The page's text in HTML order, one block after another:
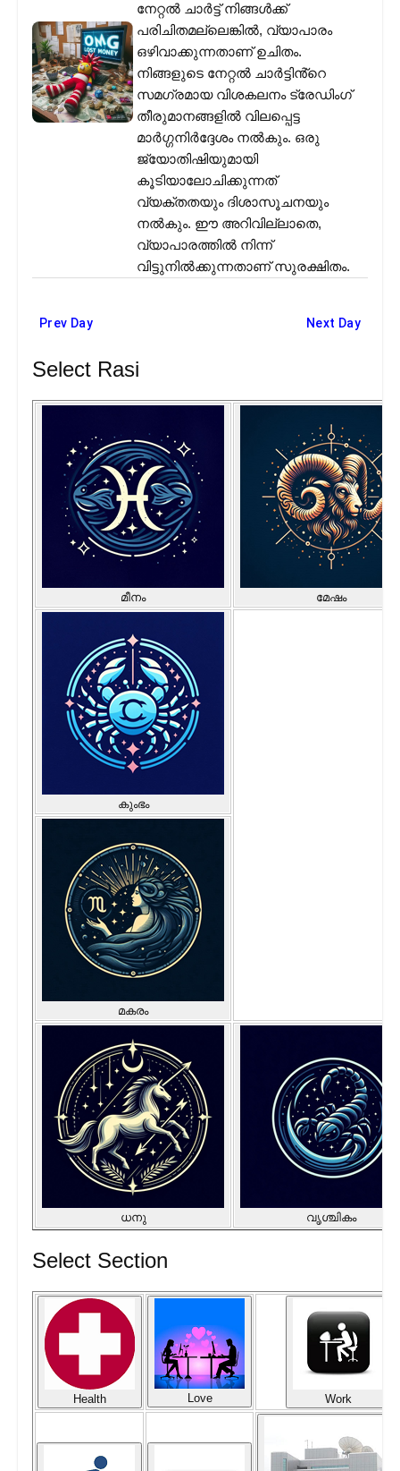
നേറ്റൽ ചാർട്ട് നിങ്ങൾക്ക്
പരിചിതമല്ലെങ്കിൽ, വ്യാപാരം
ഒഴിവാക്കുന്നതാണ് ഉചിതം.
നിങ്ങളുടെ നേറ്റൽ ചാർട്ടിൻ്റെ
സമഗ്രമായ വിശകലനം ട്രേഡിംഗ്
തീരുമാനങ്ങളിൽ വിലപ്പെട്ട
മാർഗ്ഗനിർദ്ദേശം നൽകും. ഒരു
ജ്യോതിഷിയുമായി
കൂടിയാലോചിക്കുന്നത്
വ്യക്തതയും ദിശാസൂചനയും
നൽകും. ഈ അറിവില്ലാതെ,
വ്യാപാരത്തിൽ നിന്ന്
വിട്ടുനിൽക്കുന്നതാണ് സുരക്ഷിതം.
Prev Day Next Day
Select Rasi
മീനം മേഷം
കുംഭം
മകരം
ധനു വൃശ്ചികം
Select Section
Health Love Work